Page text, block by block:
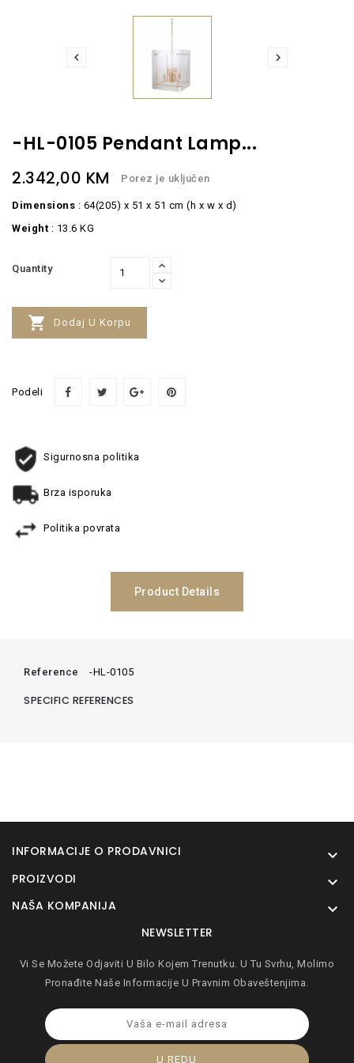
 
-HL-0105 Pendant Lamp...
2.342,00 KM Porez je uključen
Dimensions : 64(205) x 51 x 51 cm (h x w x d)
Weight : 13.6 KG
Quantity
 Dodaj U Korpu
Podeli
Sigurnosna politika
Brza isporuka
Politika povrata
Product Details
Reference -HL-0105
SPECIFIC REFERENCES
INFORMACIJE O PRODAVNICI 
PROIZVODI 
NAŠA KOMPANIJA 
NEWSLETTER
Vi Se Možete Odjaviti U Bilo Kojem Trenutku. U Tu Svrhu, Molimo
Pronađite Naše Informacije U Pravnim Obaveštenjima.